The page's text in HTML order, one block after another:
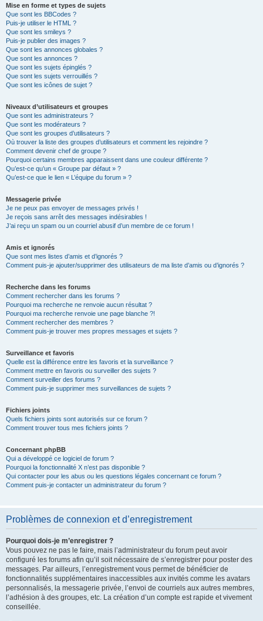
Mise en forme et types de sujets
Que sont les BBCodes ?
Puis-je utiliser le HTML ?
Que sont les smileys ?
Puis-je publier des images ?
Que sont les annonces globales ?
Que sont les annonces ?
Que sont les sujets épinglés ?
Que sont les sujets verrouillés ?
Que sont les icônes de sujet ?
Niveaux d’utilisateurs et groupes
Que sont les administrateurs ?
Que sont les modérateurs ?
Que sont les groupes d’utilisateurs ?
Où trouver la liste des groupes d’utilisateurs et comment les rejoindre ?
Comment devenir chef de groupe ?
Pourquoi certains membres apparaissent dans une couleur différente ?
Qu’est-ce qu’un « Groupe par défaut » ?
Qu’est-ce que le lien « L’équipe du forum » ?
Messagerie privée
Je ne peux pas envoyer de messages privés !
Je reçois sans arrêt des messages indésirables !
J’ai reçu un spam ou un courriel abusif d’un membre de ce forum !
Amis et ignorés
Que sont mes listes d’amis et d’ignorés ?
Comment puis-je ajouter/supprimer des utilisateurs de ma liste d’amis ou d’ignorés ?
Recherche dans les forums
Comment rechercher dans les forums ?
Pourquoi ma recherche ne renvoie aucun résultat ?
Pourquoi ma recherche renvoie une page blanche ?!
Comment rechercher des membres ?
Comment puis-je trouver mes propres messages et sujets ?
Surveillance et favoris
Quelle est la différence entre les favoris et la surveillance ?
Comment mettre en favoris ou surveiller des sujets ?
Comment surveiller des forums ?
Comment puis-je supprimer mes surveillances de sujets ?
Fichiers joints
Quels fichiers joints sont autorisés sur ce forum ?
Comment trouver tous mes fichiers joints ?
Concernant phpBB
Qui a développé ce logiciel de forum ?
Pourquoi la fonctionnalité X n’est pas disponible ?
Qui contacter pour les abus ou les questions légales concernant ce forum ?
Comment puis-je contacter un administrateur du forum ?
Problèmes de connexion et d’enregistrement
Pourquoi dois-je m’enregistrer ?
Vous pouvez ne pas le faire, mais l’administrateur du forum peut avoir
configuré les forums afin qu’il soit nécessaire de s’enregistrer pour poster des
messages. Par ailleurs, l’enregistrement vous permet de bénéficier de
fonctionnalités supplémentaires inaccessibles aux invités comme les avatars
personnalisés, la messagerie privée, l’envoi de courriels aux autres membres,
l’adhésion à des groupes, etc. La création d’un compte est rapide et vivement
conseillée.